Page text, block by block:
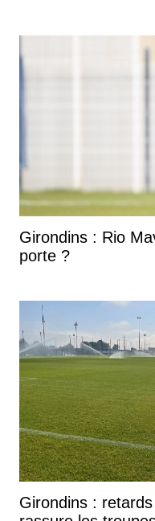
Girondins : Rio
porte ?
Girondins :